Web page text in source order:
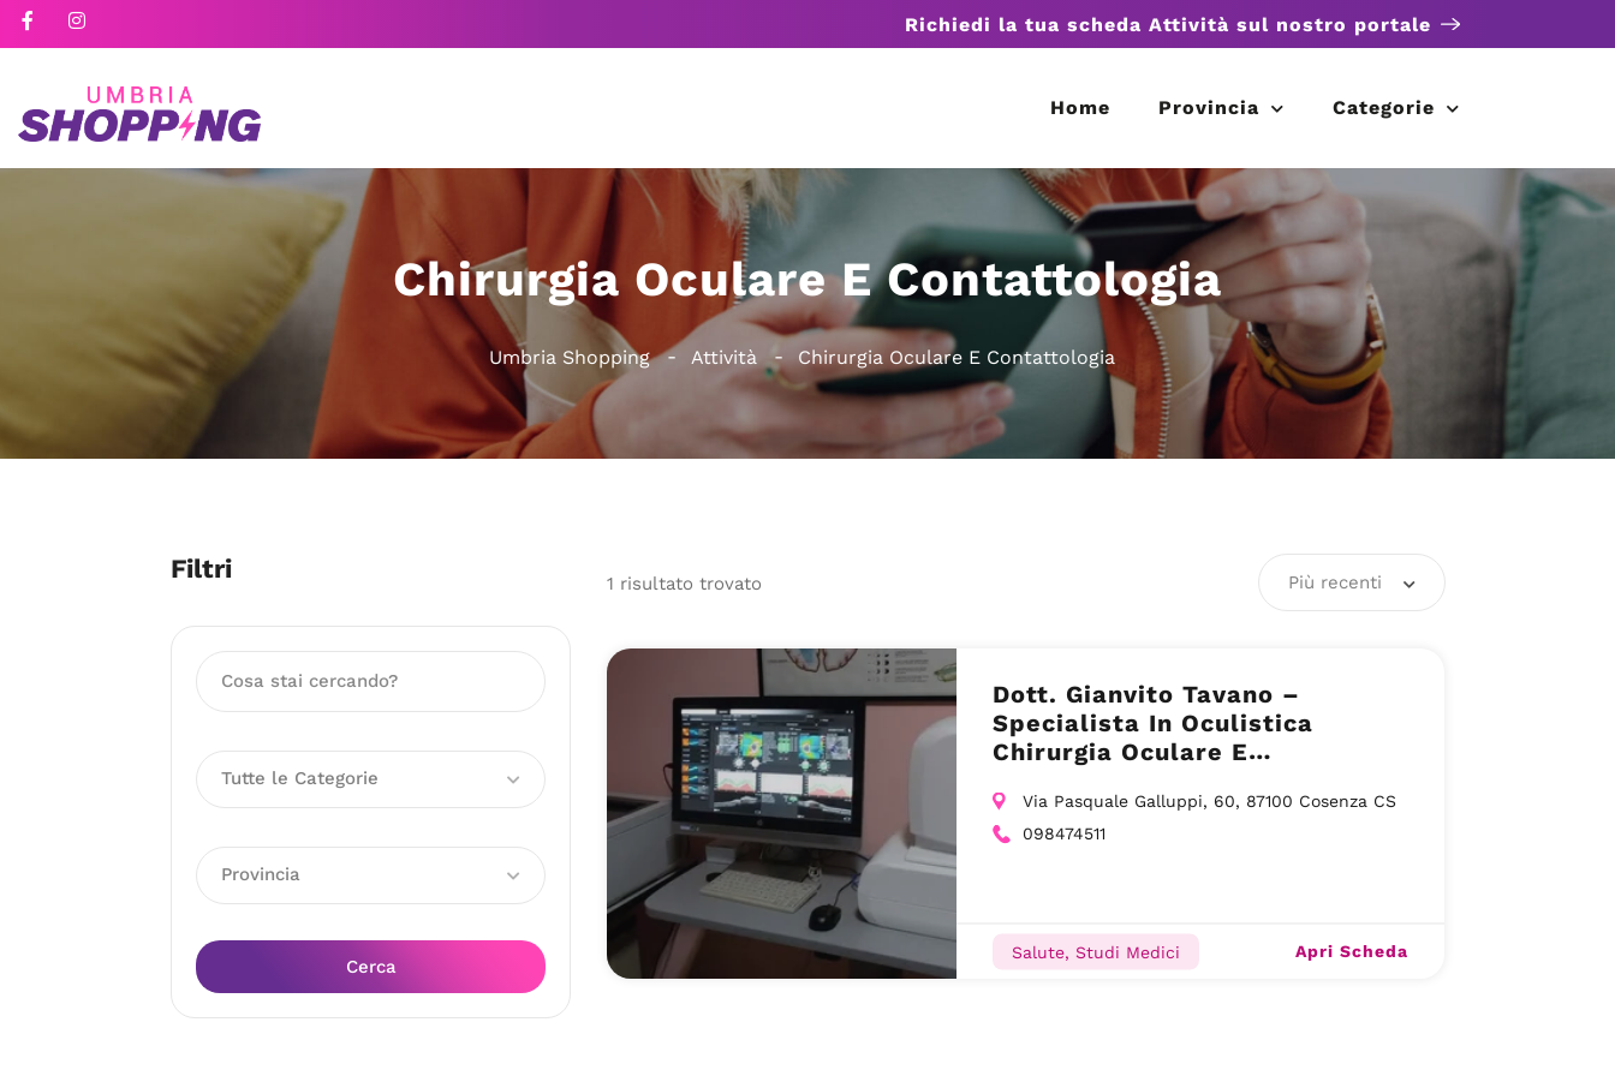
Richiedi la tua scheda Attività sul nostro portale
Home Provincia Categorie
Chirurgia Oculare E Contattologia
Umbria Shopping Attività Chirurgia Oculare E Contattologia
Filtri
Tutte le Categorie
Provincia
Cerca
1 risultato trovato Più recenti
Dott. Gianvito Tavano –
Specialista In Oculistica
Chirurgia Oculare E
Via Pasquale Galluppi, 60, 87100 Cosenza CS
098474511
Salute, Studi Medici Apri Scheda